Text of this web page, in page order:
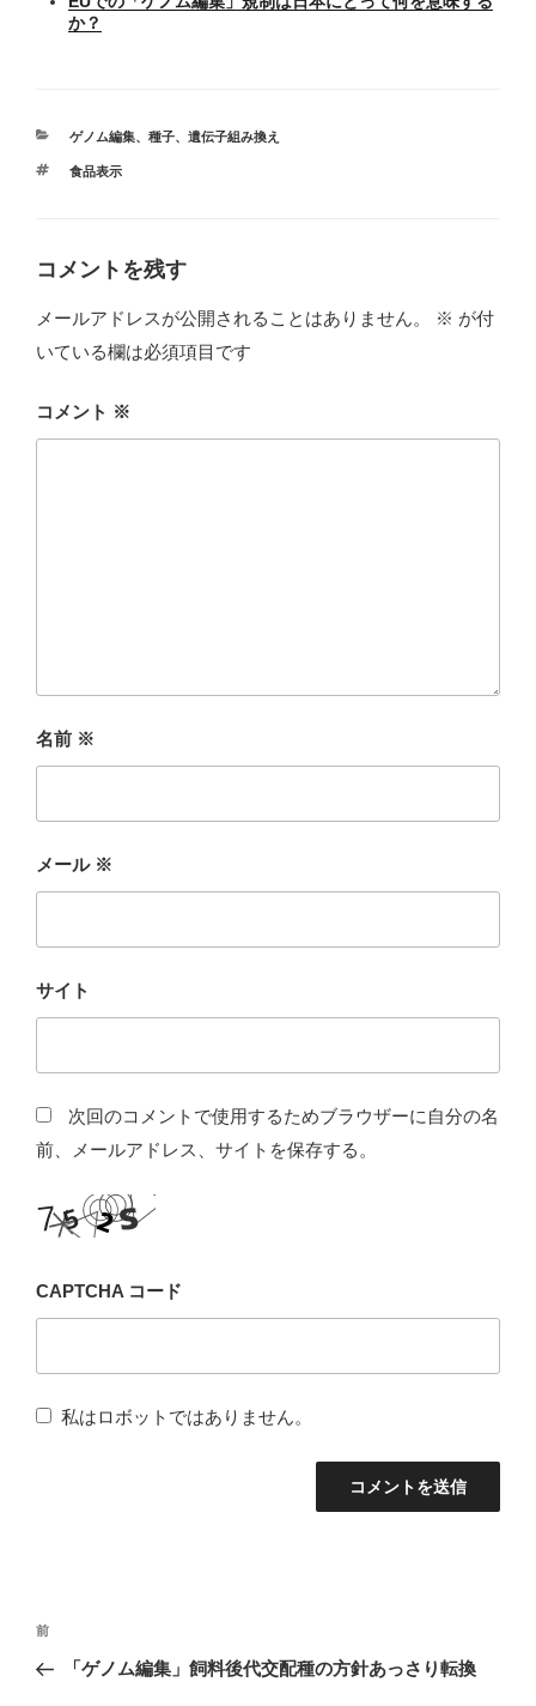
か？
カ
ゴ
ゲノム編集、 種子、 遺伝子組み換え
タ
食品表示
コメントを残す
メールアドレスが公開されることはありません。 ※ が付
いている欄は必須項目です
コメント ※
名前 ※
メール ※
サイト
次回のコメントで使用するためブラウザーに自分の名
前、メールアドレス、サイトを保存する。
CAPTCHA コード
私はロボットではありません。
投
稿
前
の
前
「ゲノム編集」飼料後代交配種の方針あっさり転換